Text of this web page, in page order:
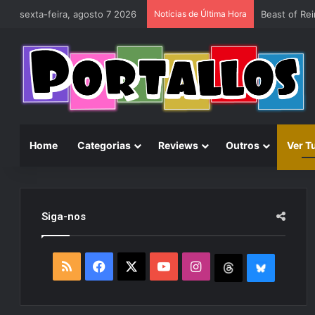
sexta-feira, agosto 7 2026 Notícias de Última Hora
Home Categorias Reviews Outros Ver
Siga-nos
R
F
Y
I